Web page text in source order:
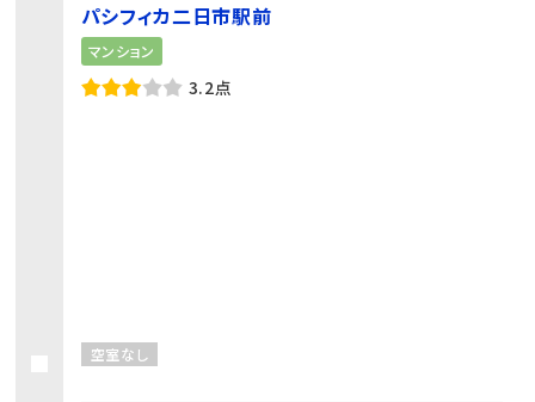
パシフィカ二日市駅前
マンション
3.2点
空室なし